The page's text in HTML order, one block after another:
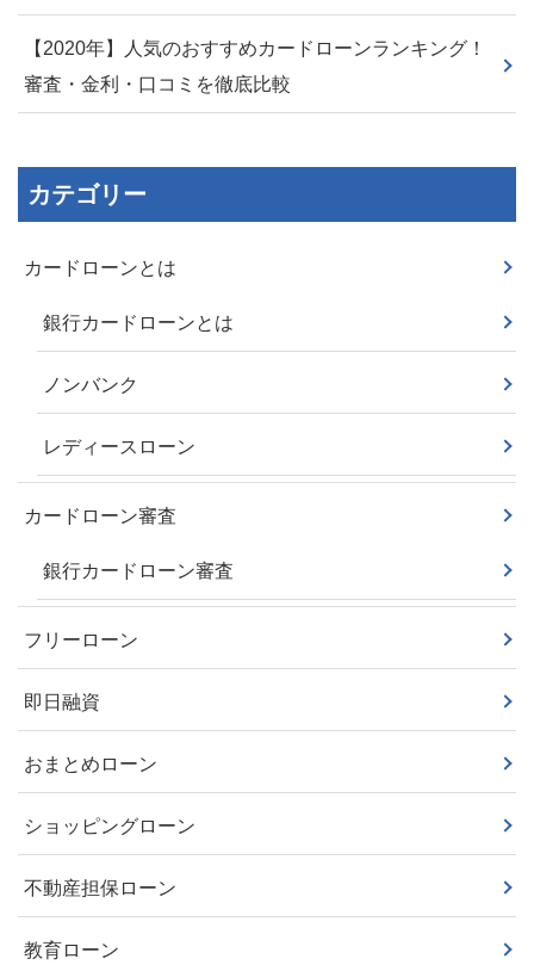
【2020年】人気のおすすめカードローンランキング！
審査・金利・口コミを徹底比較
カテゴリー
カードローンとは
銀行カードローンとは
ノンバンク
レディースローン
カードローン審査
銀行カードローン審査
フリーローン
即日融資
おまとめローン
ショッピングローン
不動産担保ローン
教育ローン